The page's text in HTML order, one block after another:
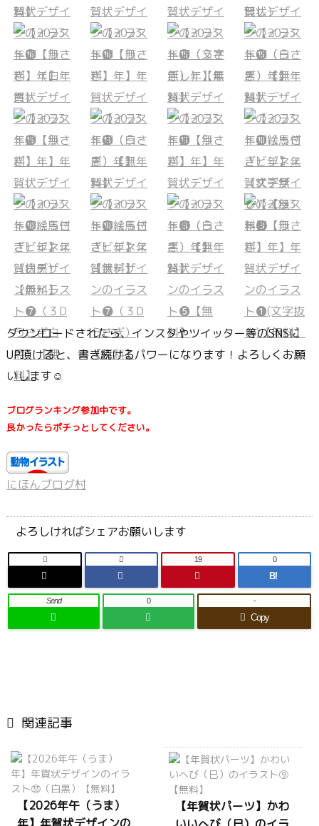
ダウンロードされたら、インスタやツイッター等のSNSに
UP頂けると、書き続けるパワーになります！よろしくお願
いします☺
ブログランキング参加中です。
良かったらポチっとしてください。
にほんブログ村
よろしければシェアお願いします
 19
B!
0
Send 0
Copy
-
 関連記事
【2026年午（うま）
【年賀状パーツ】かわ